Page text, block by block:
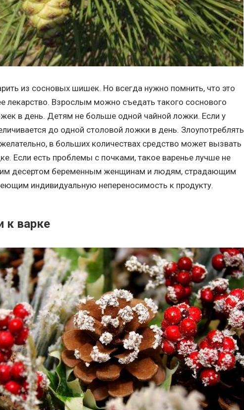
из сосновых шишек. Но всегда нужно помнить, что это
лекарство. Взрослым можно съедать такого соснового
в день. Детям не больше одной чайной ложки. Если у
до одной столовой ложки в день. Злоупотреблять
в больших количествах средство может вызвать
Если есть проблемы с почками, такое варенье лучше не
десертом беременным женщинам и людям, страдающим
индивидуальную непереносимость к продукту.
к варке